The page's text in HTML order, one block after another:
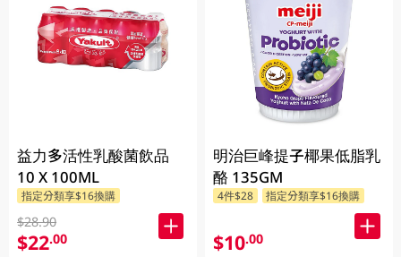
益力多活性乳酸菌飲品
10 X 100ML
指定分類享$16換購
$28.90
$22.00
明治巨峰提子椰果低脂乳
酪 135GM
4件$28 指定分類享$16換購
$10.00